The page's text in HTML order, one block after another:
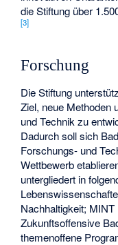
die Stiftung über
[3]
Forschung
Die Stiftung
Ziel, neue Methoden
und Technik zu
Dadurch soll sich
Forschungs- und
Wettbewerb
untergliedert in
Nachhaltigkeit;
Zukunftsoffensive
themenoffene